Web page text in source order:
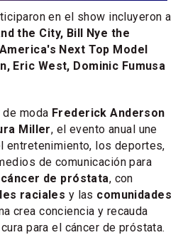
en el show incluyeron a
the City, Bill Nye the
Next Top Model
Eric West, Dominic Fumusa
moda Frederick Anderson
Miller, el evento anual une
entretenimiento, los deportes,
de comunicación para
cáncer de próstata, con
raciales y las comunidades
crea conciencia y recauda
para el cáncer de próstata.